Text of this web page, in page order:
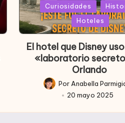
Publicada
en
Curiosidades
Hoteles
El hotel que Disney
«laboratorio
Orlando
Publicado
Por Anabella
20 mayo 2025